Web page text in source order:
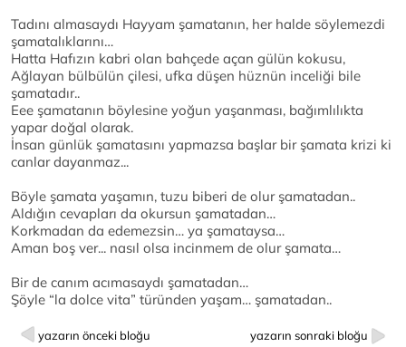
Tadını almasaydı Hayyam şamatanın, her halde söylemezdi
şamatalıklarını…
Hatta Hafızın kabri olan bahçede açan gülün kokusu,
Ağlayan bülbülün çilesi, ufka düşen hüznün inceliği bile
şamatadır..
Eee şamatanın böylesine yoğun yaşanması, bağımlılıkta
yapar doğal olarak.
İnsan günlük şamatasını yapmazsa başlar bir şamata krizi ki
canlar dayanmaz...
Böyle şamata yaşamın, tuzu biberi de olur şamatadan..
Aldığın cevapları da okursun şamatadan…
Korkmadan da edemezsin… ya şamataysa…
Aman boş ver... nasıl olsa incinmem de olur şamata…
Bir de canım acımasaydı şamatadan…
Şöyle “la dolce vita” türünden yaşam… şamatadan..
yazarın önceki bloğu yazarın sonraki bloğu